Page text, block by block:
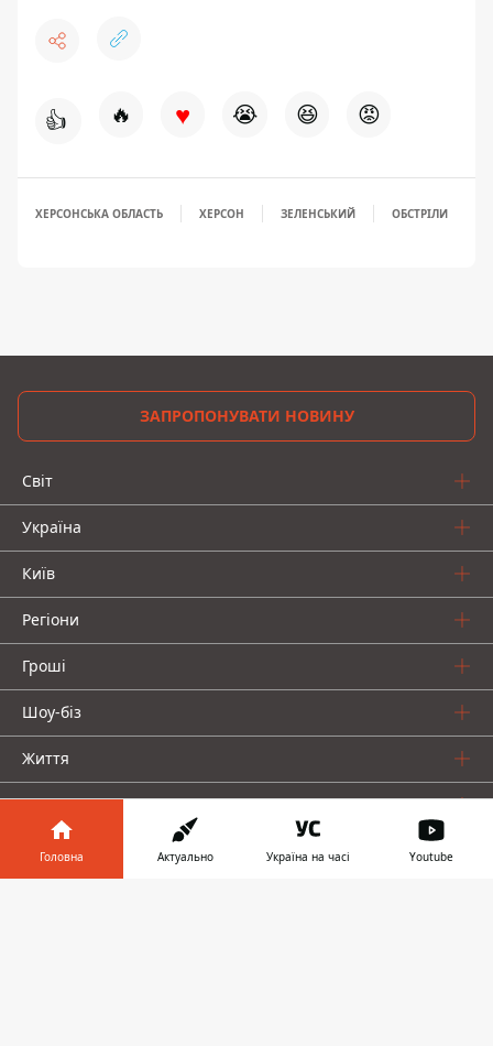
👍 🔥 ♥ 😭 😆 😡
ХЕРСОНСЬКА ОБЛАСТЬ ХЕРСОН ЗЕЛЕНСЬКИЙ ОБСТРІЛИ
ЗАПРОПОНУВАТИ НОВИНУ
Світ
Україна
Київ
Регіони
Гроші
Шоу-біз
Життя
Про нас
Головна Актуально Україна на часі Youtube